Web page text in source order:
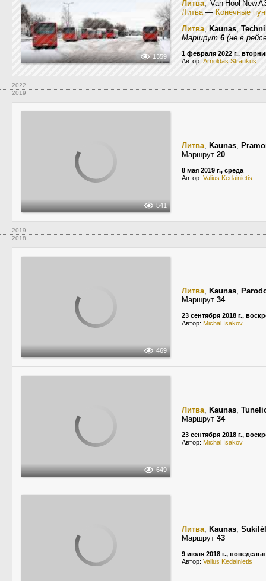
1359
Литва, Van Hool New
Литва— Конечные
Литва, Kaunas,
Маршрут 6(не в
1 февраля 2022 г.,
Автор: Arnoldas Straukus
2022
2019
541
Литва, Kaunas,
Маршрут 20
8 мая 2019 г., среда
Автор: Valius Kedainietis
2019
2018
469
Литва, Kaunas,
Маршрут 34
23 сентября 2018 г.,
Автор: Michal Isakov
649
Литва, Kaunas,
Маршрут 34
23 сентября 2018 г.,
Автор: Michal Isakov
Литва, Kaunas,
Маршрут 43
9 июля 2018 г.,
Автор: Valius Kedainietis